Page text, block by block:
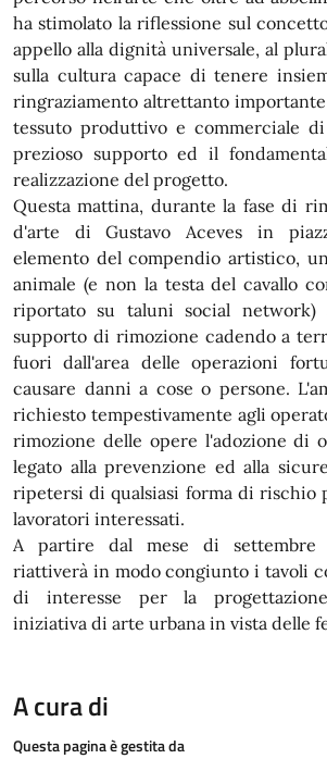
ha stimolato la riflessione sul
appello alla dignità universale, al
sulla cultura capace di tenere
ringraziamento altrettanto
tessuto produttivo e commerciale
prezioso supporto ed il
realizzazione del progetto.
Questa mattina, durante la fase di
d'arte di Gustavo Aceves in
elemento del compendio artistico,
animale (e non la testa del cavallo
riportato su taluni social network)
supporto di rimozione cadendo a
fuori dall'area delle operazioni
causare danni a cose o persone.
richiesto tempestivamente agli
rimozione delle opere l'adozione di
legato alla prevenzione ed alla
ripetersi di qualsiasi forma di
lavoratori interessati.
A partire dal mese di settembre
riattiverà in modo congiunto i tavoli
di interesse per la
iniziativa di arte urbana in vista delle
A cura di
Questa pagina è gestita da